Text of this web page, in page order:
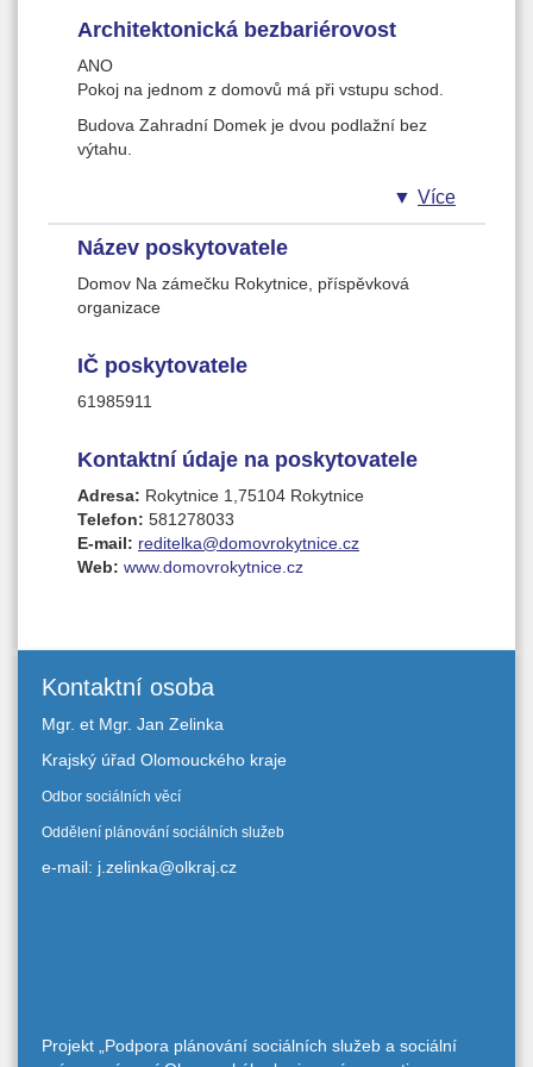
4,84 Kč oboustranně
hovory z pevné linky cena dle fakturovaných
údajů
Architektonická bezbariérovost
ANO
Pokoj na jednom z domovů má při vstupu schod.
Budova Zahradní Domek je dvou podlažní bez
výtahu.
Více
Název poskytovatele
Domov Na zámečku Rokytnice, příspěvková
organizace
IČ poskytovatele
61985911
Kontaktní údaje na poskytovatele
Adresa: Rokytnice 1,75104 Rokytnice
Telefon: 581278033
E-mail: reditelka@domovrokytnice.cz
Web: www.domovrokytnice.cz
Kontaktní osoba
Mgr. et Mgr. Jan Zelinka
Krajský úřad Olomouckého kraje
Odbor sociálních věcí
Oddělení plánování sociálních služeb
e-mail: j.zelinka@olkraj.cz
Projekt „Podpora plánování sociálních služeb a sociální